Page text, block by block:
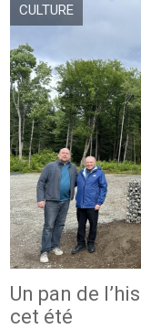
CULTURE
Un pan de
cet été